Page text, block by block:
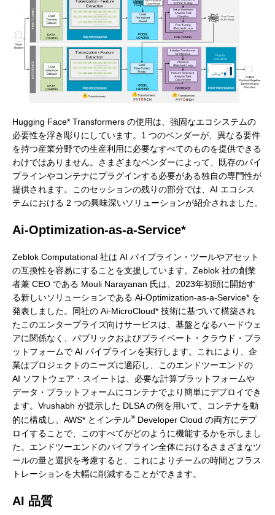
Hugging Face* Transformers の使用は、強固なエコシステムの
必要性を浮き彫りにしています。1 つのベンダーが、異なる要件
を持つ産業分野での生産利用に必要なすべてのものを提供できる
わけではありません。さまざまなベンダーによって、既存のパイ
プラインやコンテナにプラグインする必要がある独自の専門性が
提供されます。このセッションの残りの部分では、AI エコシス
テムにおける 2 つの興味深いソリューションが紹介されました。
Ai-Optimization-as-a-Service*
Zeblok Computational 社は AI パイプライン・ツールやアセット
の互換性を容易にすることを支援しています。Zeblok 社の創業
者兼 CEO である Mouli Narayanan 氏は、2023年初頭に開始す
る新しいソリューションである Ai-Optimization-as-a-Service* を
発表しました。同社の Ai-MicroCloud* 技術に基づいて構築され
たこのエンタープライズ向けサービスは、基盤となるハードウェ
アに関係なく、パブリックおよびプライベート・クラウド・プラ
ットフォームで AI パイプラインを実行します。これにより、企
業はプロジェクトのニーズに適応し、このエンドツーエンドの
AI ソフトウェア・スイートは、必要な計算プラットフォームや
データ・プラットフォームにコンテナでより簡単にデプロイでき
ます。Vrushabh が提示した DLSA の例を用いて、コンテナを動
的に構成し、AWS* とインテル®Developer Cloud の両方にデプ
ロイすることで、このすべてがどのように機能するかを示しまし
た。エンドツーエンドのパイプライン全体におけるさまざまなツ
ールの量と選択を考慮すると、これによりチームの時間とフラス
トレーションを大幅に削減することができます。
AI 品質